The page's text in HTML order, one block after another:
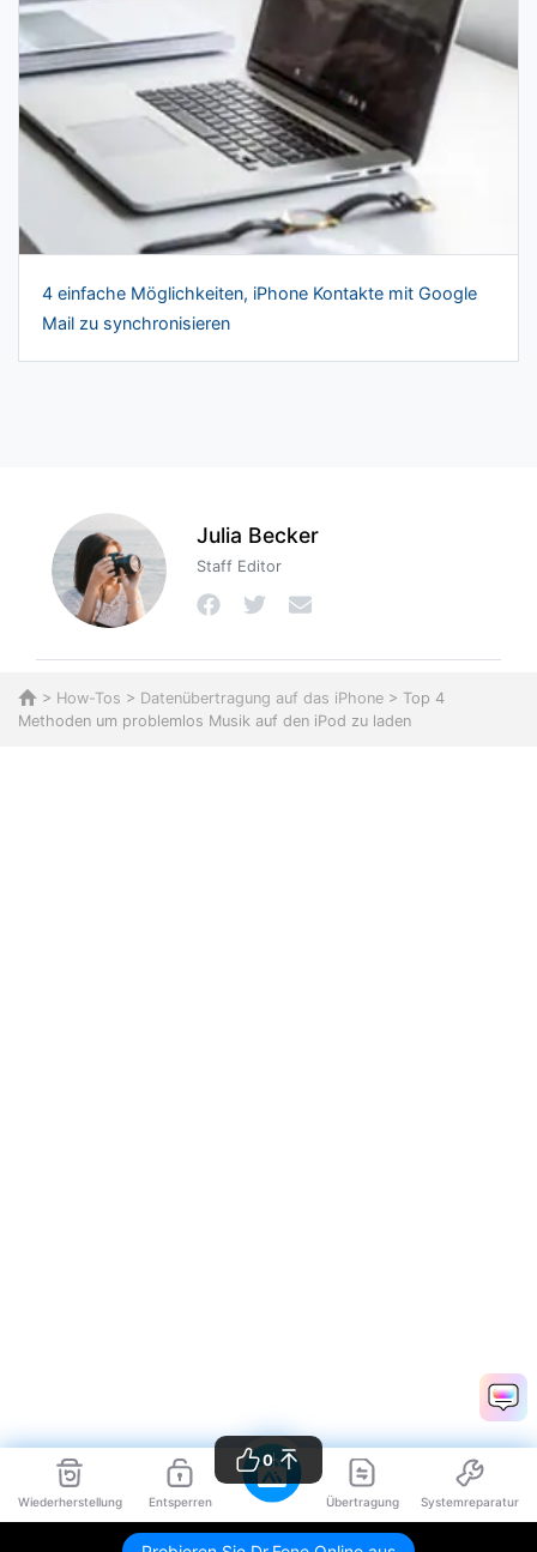
Wiederherstellung Entsperren Übertragung Systemreparatur
4 einfache Möglichkeiten, iPhone Kontakte mit Google
Mail zu synchronisieren
Julia Becker
Staff Editor
> How-Tos > Datenübertragung auf das iPhone > Top 4
Methoden um problemlos Musik auf den iPod zu laden
0